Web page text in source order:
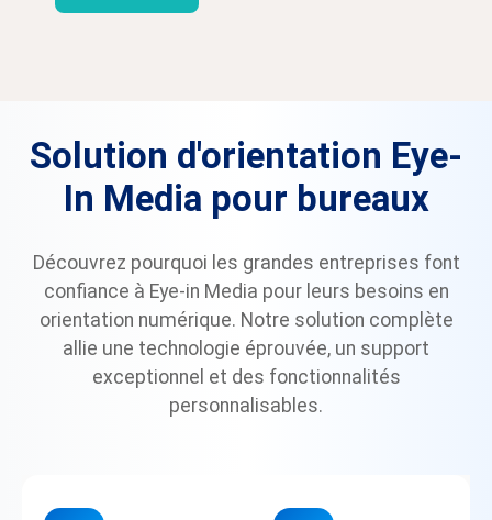
Solution d'orientation Eye-
In Media pour bureaux
Découvrez pourquoi les grandes entreprises font
confiance à Eye-in Media pour leurs besoins en
orientation numérique. Notre solution complète
allie une technologie éprouvée, un support
exceptionnel et des fonctionnalités
personnalisables.